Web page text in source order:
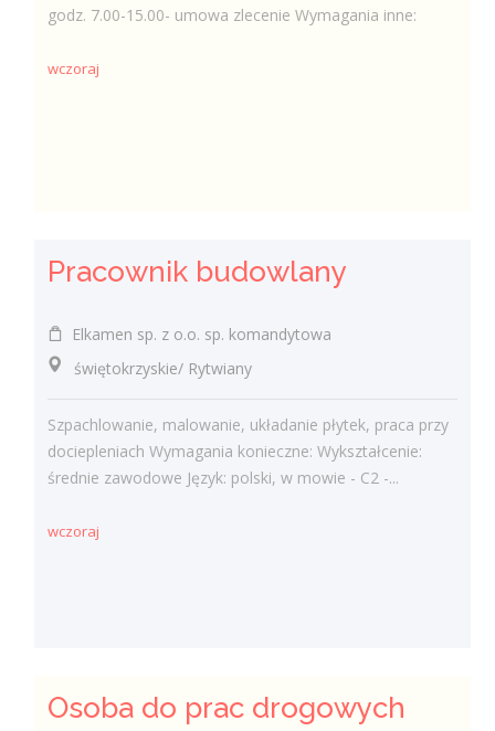
godz. 7.00-15.00- umowa zlecenie Wymagania inne:
wczoraj
Pracownik budowlany
Elkamen sp. z o.o. sp. komandytowa
świętokrzyskie/ Rytwiany
Szpachlowanie, malowanie, układanie płytek, praca przy
dociepleniach Wymagania konieczne: Wykształcenie:
średnie zawodowe Język: polski, w mowie - C2 -...
wczoraj
Osoba do prac drogowych